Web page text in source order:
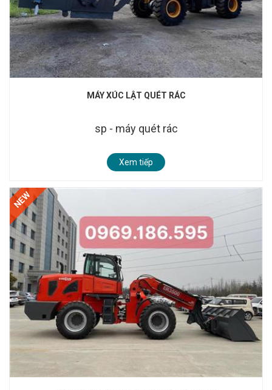
MÁY XÚC LẬT QUÉT RÁC
sp - máy quét rác
Xem tiếp
NEW